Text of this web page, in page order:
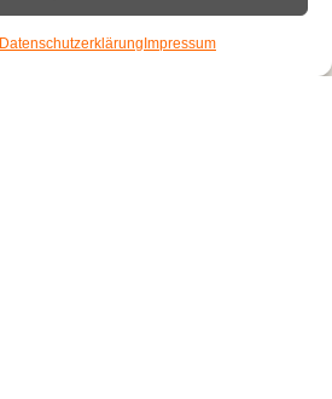
Datenschutzerklärung Impressum